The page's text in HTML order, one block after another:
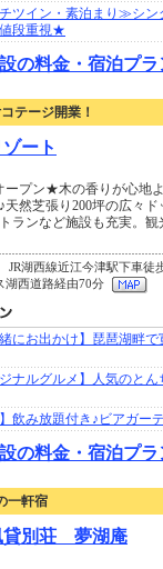
ツイン・素泊まり≫シン
段重視★
の料金・宿泊プ
テージ開業！
ート
ープン★木の香りが心地
天然芝張り200坪の広々
ランなど施設も充実。
JR湖西線近江今津駅下車徒
湖西道路経由70分
緒にお出かけ】琵琶湖畔
ジナルグルメ】人気のと
】飲み放題付き♪ビアガー
の料金・宿泊プ
一軒宿
貸別荘 夢湖庵